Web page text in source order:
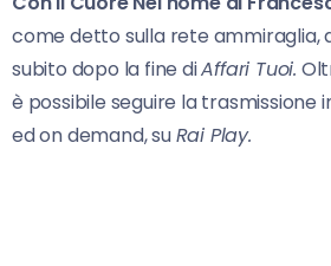
come detto sulla rete ammiraglia,
subito dopo la fine diAffari Tuoi.
è possibile seguire la trasmissione
ed on demand, suRai Play.